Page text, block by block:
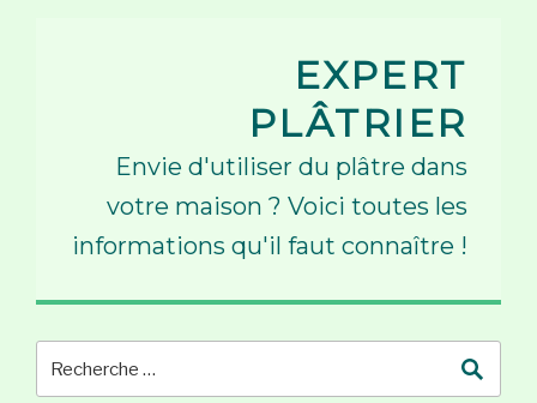
EXPERT
PLÂTRIER
Envie d'utiliser du plâtre dans
votre maison ? Voici toutes les
informations qu'il faut connaître !